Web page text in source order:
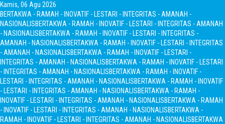
Kamis, 06 Agu 2026
BERTAKWA - RAMAH - INOVATIF - LESTARI - INTEGRITAS - AMANAH -
NASIONALISBERTAKWA - RAMAH - INOVATIF - LESTARI - INTEGRITAS - AMANAH
- NASIONALISBERTAKWA - RAMAH - INOVATIF - LESTARI - INTEGRITAS -
AMANAH - NASIONALISBERTAKWA - RAMAH - INOVATIF - LESTARI - INTEGRITAS
- AMANAH - NASIONALISBERTAKWA - RAMAH - INOVATIF - LESTARI -
INTEGRITAS - AMANAH - NASIONALISBERTAKWA - RAMAH - INOVATIF - LESTARI
- INTEGRITAS - AMANAH - NASIONALISBERTAKWA - RAMAH - INOVATIF -
LESTARI - INTEGRITAS - AMANAH - NASIONALISBERTAKWA - RAMAH - INOVATIF
- LESTARI - INTEGRITAS - AMANAH - NASIONALISBERTAKWA - RAMAH -
INOVATIF - LESTARI - INTEGRITAS - AMANAH - NASIONALISBERTAKWA - RAMAH
- INOVATIF - LESTARI - INTEGRITAS - AMANAH - NASIONALISBERTAKWA -
RAMAH - INOVATIF - LESTARI - INTEGRITAS - AMANAH - NASIONALISBERTAKWA